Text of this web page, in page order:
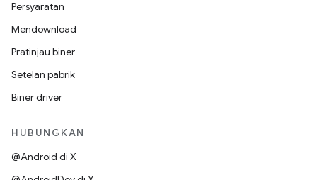
Persyaratan
Mendownload
Pratinjau biner
Setelan pabrik
Biner driver
HUBUNGKAN
@Android di X